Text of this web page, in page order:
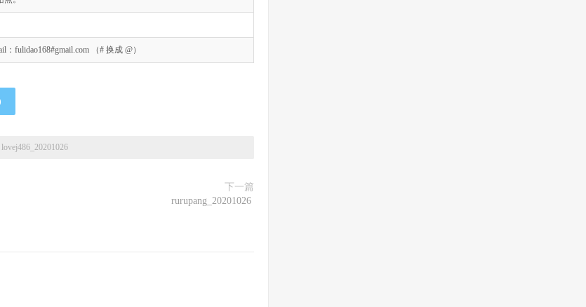
fulidao168#gmail.com （# 换成 @）
lovej486_20201026
下一篇
rurupang_20201026